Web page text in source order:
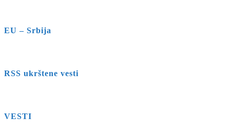
EU – Srbija
RSS ukrštene vesti
VESTI